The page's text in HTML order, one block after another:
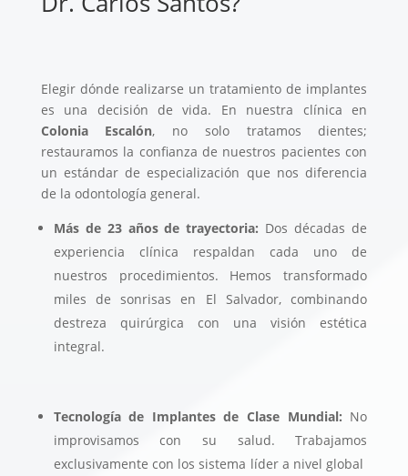
Elegir dónde realizarse un tratamiento de implantes
es una decisión de vida. En nuestra clínica en
Colonia Escalón, no solo tratamos dientes;
restauramos la confianza de nuestros pacientes con
un estándar de especialización que nos diferencia
de la odontología general.
Más de 23 años de trayectoria: Dos décadas de
experiencia clínica respaldan cada uno de
nuestros procedimientos. Hemos transformado
miles de sonrisas en El Salvador, combinando
destreza quirúrgica con una visión estética
integral.
Tecnología de Implantes de Clase Mundial: No
improvisamos con su salud. Trabajamos
exclusivamente con los sistema líder a nivel global